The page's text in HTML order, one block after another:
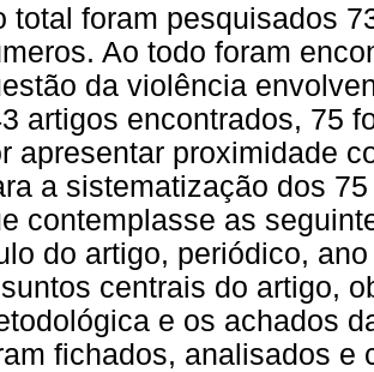
total foram pesquisados
Ao todo foram
da violência
artigos encontrados, 75
apresentar proximidade
a sistematização dos
contemplasse as
do artigo, periódico,
centrais do artigo,
e os achados
fichados, analisados e